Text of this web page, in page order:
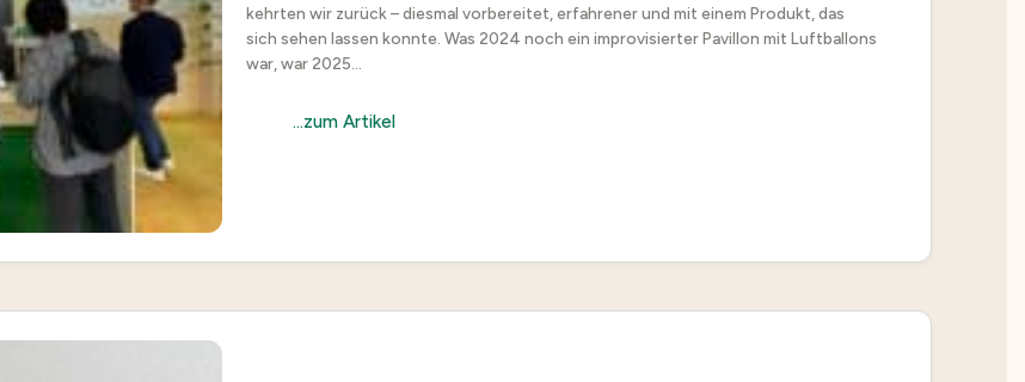
kehrten wir zurück – diesmal vorbereitet, erfahrener und mit einem Produkt, das
sich sehen lassen konnte. Was 2024 noch ein improvisierter Pavillon mit Luftballons
war, war 2025...
...zum Artikel